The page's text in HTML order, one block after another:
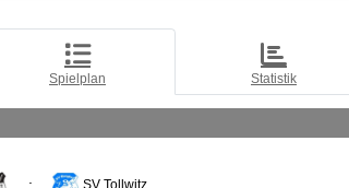
Spielplan Statistik
SV Tollwitz